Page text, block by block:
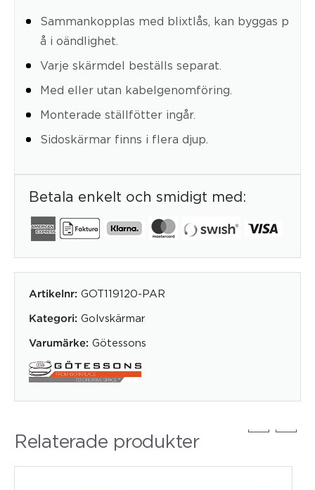
Sammankopplas med blixtlås, kan byggas p
å i oändlighet.
Varje skärmdel beställs separat.
Med eller utan kabelgenomföring.
Monterade ställfötter ingår.
Sidoskärmar finns i flera djup.
Betala enkelt och smidigt med:
Artikelnr: GOT119120-PAR
Kategori: Golvskärmar
Varumärke: Götessons
Relaterade produkter